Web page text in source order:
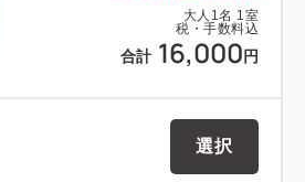
大人 1 名 1 室
税・手数料込
合計 16,000 円
選択